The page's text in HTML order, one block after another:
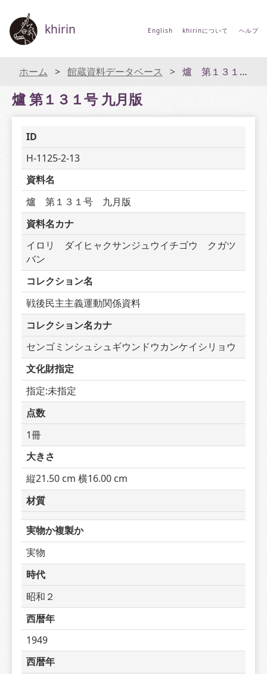
khirin English khirinについて ヘルプ
ホーム 館蔵資料データベース 爐 第１３１号 九月版
爐 第１３１号 九月版
ID
H-1125-2-13
資料名
爐　第１３１号　九月版
資料名カナ
イロリ　ダイヒャクサンジュウイチゴウ　クガツ
バン
コレクション名
戦後民主主義運動関係資料
コレクション名カナ
センゴミンシュシュギウンドウカンケイシリョウ
文化財指定
指定:未指定
点数
1冊
大きさ
縦21.50 cm 横16.00 cm
材質
実物か複製か
実物
時代
昭和２
西暦年
1949
西暦年